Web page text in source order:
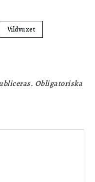
Vildvuxet
Obligatoriska